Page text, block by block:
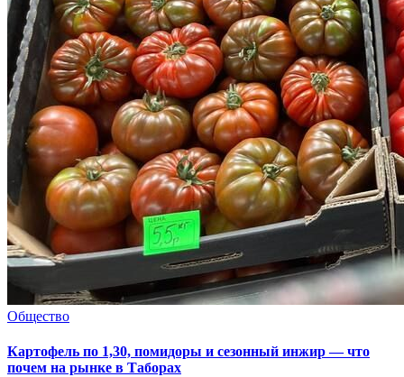
Общество
Картофель по 1,30, помидоры и сезонный инжир — что
почем на рынке в Таборах